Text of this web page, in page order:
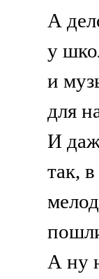
А
у
и
для
И
так,
А ну